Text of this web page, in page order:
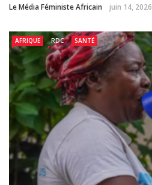
Le Média Féministe Africain juin 14, 2026
AFRIQUE RDC SANTÉ